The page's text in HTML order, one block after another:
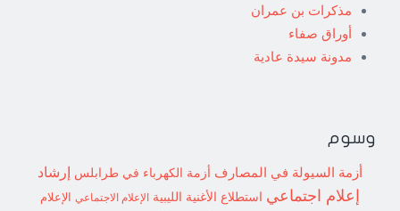
مذكرات بن عمران
أوراق صفاء
مدونة سيدة عادية
وسوم
أزمة السيولة في المصارف أزمة الكهرباء في طرابلس إرشاد
إعلام اجتماعي استطلاع الأغنية الليبية الإعلام الاجتماعي
الإعلام